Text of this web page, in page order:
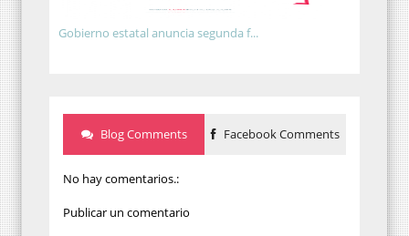
Gobierno estatal anuncia segunda f...
Blog Comments Facebook Comments
No hay comentarios.:
Publicar un comentario